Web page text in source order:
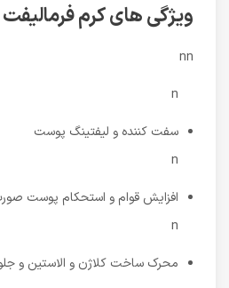
ویژگی های کرم
nn
n
سفت کننده و لیفتینگ پوست
n
افزایش قوام و استحکام پوست
n
محرک ساخت کلاژن و الاستین و